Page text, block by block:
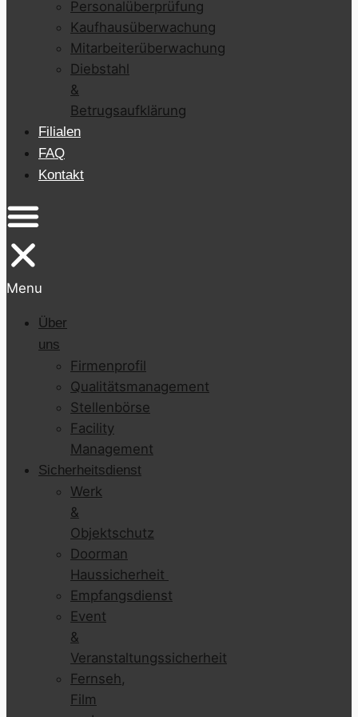
Personalüberprüfung
Kaufhausüberwachung
Mitarbeiterüberwachung
Diebstahl
&
Betrugsaufklärung
Filialen
FAQ
Kontakt
Menu
Über
uns
Firmenprofil
Qualitätsmanagement
Stellenbörse
Facility
Management
Sicherheitsdienst
Werk
&
Objektschutz
Doorman
Haussicherheit
Empfangsdienst
Event
&
Veranstaltungssicherheit
Fernseh,
Film